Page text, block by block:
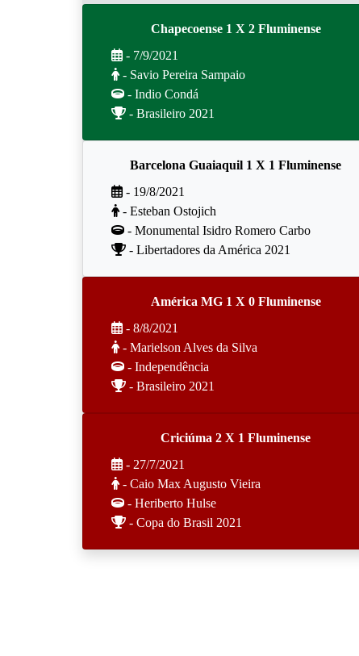
Chapecoense 1 X 2 Fluminense
- 7/9/2021
- Savio Pereira Sampaio
- Indio Condá
- Brasileiro 2021
Barcelona Guaiaquil 1 X 1 Fluminense
- 19/8/2021
- Esteban Ostojich
- Monumental Isidro Romero Carbo
- Libertadores da América 2021
América MG 1 X 0 Fluminense
- 8/8/2021
- Marielson Alves da Silva
- Independência
- Brasileiro 2021
Criciúma 2 X 1 Fluminense
- 27/7/2021
- Caio Max Augusto Vieira
- Heriberto Hulse
- Copa do Brasil 2021